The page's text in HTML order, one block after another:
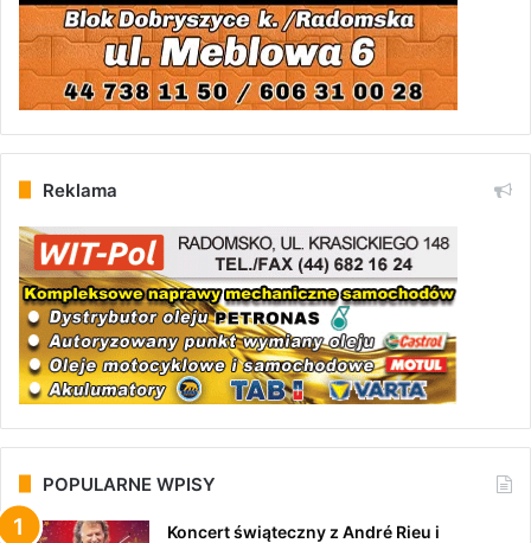
Reklama
POPULARNE WPISY
Koncert świąteczny z André Rieu i